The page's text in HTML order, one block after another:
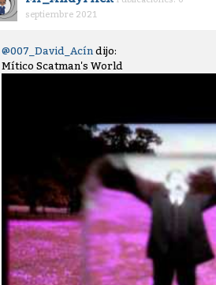
septiembre 2021
@007_David_Acín dijo:
Mítico Scatman's World